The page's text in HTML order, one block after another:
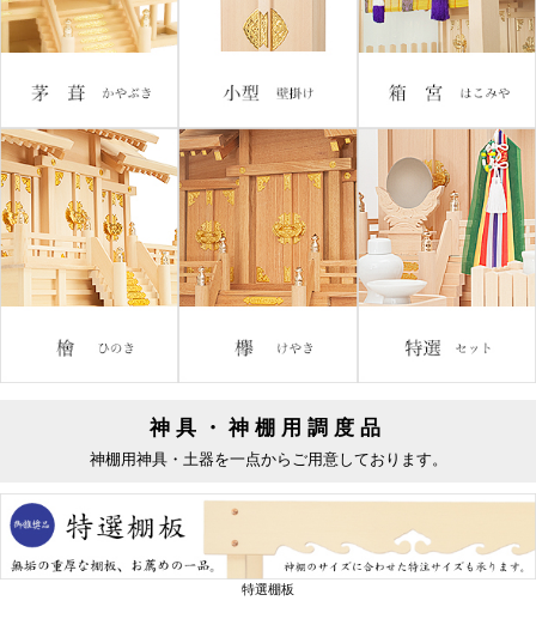
神具・神棚用調度品
神棚用神具・土器を一点からご用意しております。
特選棚板